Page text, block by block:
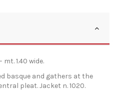
1.40 wide.
basque and gathers at the
pleat. Jacket n. 1020.